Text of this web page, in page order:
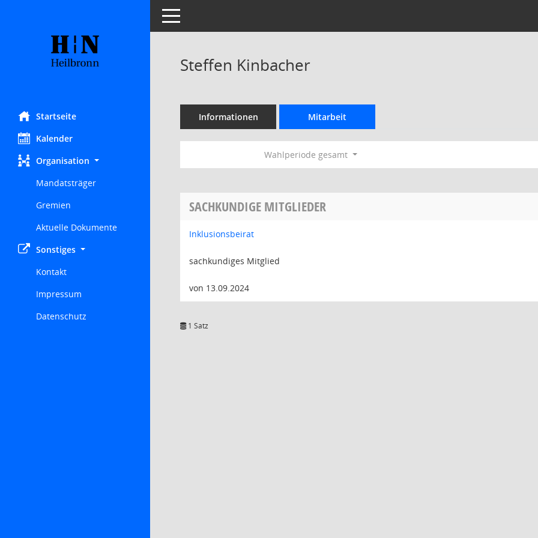
Startseite
Kalender
Organisation
Mandatsträger
Gremien
Aktuelle Dokumente
Sonstiges
Kontakt
Impressum
Datenschutz
Toggle navigation
Steffen Kinbacher
Informationen Mitarbeit
Wahlperiode gesamt
SACHKUNDIGE MITGLIEDER
Inklusionsbeirat
sachkundiges Mitglied
von 13.09.2024
1 Satz